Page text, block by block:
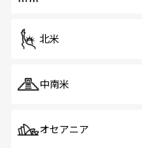
北米
中南米
オセアニア